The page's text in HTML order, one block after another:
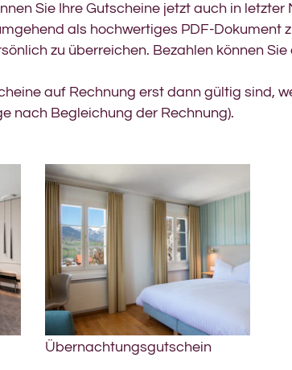
Sie Ihre Gutscheine jetzt auch in
als hochwertiges PDF-
zu überreichen. Bezahlen können
auf Rechnung erst dann gültig sind,
nach Begleichung der Rechnung).
Übernachtungsgutschein